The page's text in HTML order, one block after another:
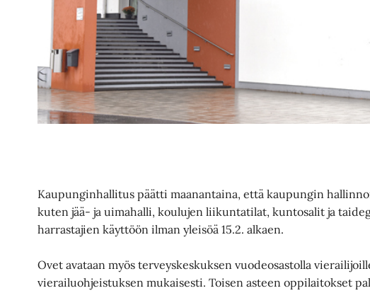
Kaupunginhallitus päätti maanantaina, että kaupungin
kuten jää- ja uimahalli, koulujen liikuntatilat, kuntosalit ja
harrastajien käyttöön ilman yleisöä 15.2. alkaen.
Ovet avataan myös terveyskeskuksen vuodeosastolla
vierailuohjeistuksen mukaisesti. Toisen asteen oppilaitokset